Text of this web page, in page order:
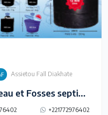
Assietou Fall Diakhate
ventes de reservoirs d'eau et Fosses septiques
+221772976402